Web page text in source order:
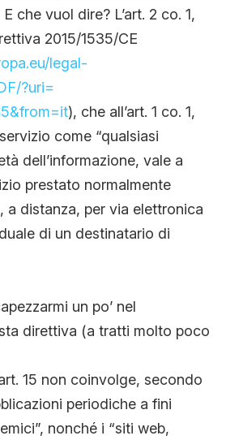
che vuol dire? L’art. 2 co. 1,
2015/1535/CE
legal-
?uri=
), che all’art. 1 co. 1,
come “qualsiasi
dell’informazione, vale a
prestato normalmente
a distanza, per via elettronica
di un destinatario di
un po’ nel
direttiva (a tratti molto poco
15 non coinvolge, secondo
periodiche a fini
nonché i “siti web,